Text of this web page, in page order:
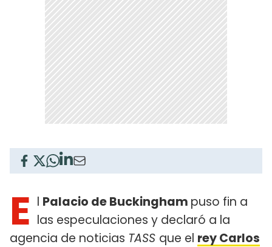
E l Palacio de Buckingham puso fin a
las especulaciones y declaró a la
agencia de noticias TASS que el rey Carlos